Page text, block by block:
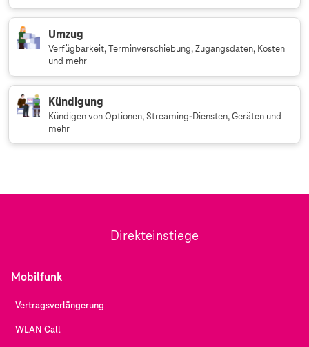
Umzug
Verfügbarkeit, Terminverschiebung, Zugangsdaten, Kosten
und mehr
Kündigung
Kündigen von Optionen, Streaming-Diensten, Geräten und
mehr
Direkteinstiege
Mobilfunk
Vertragsverlängerung
WLAN Call